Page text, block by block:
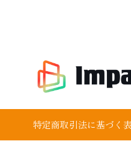
特定商取引法に基づく